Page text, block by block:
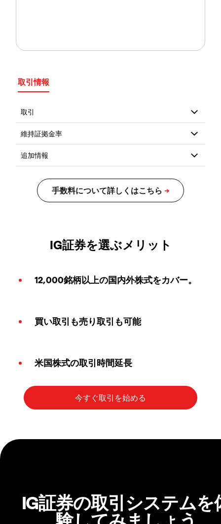
取引情報
IG証券を選ぶメリット
12,000銘柄以上の国内外株式をカバー。
買い取引も売り取引も可能
米国株式の取引時間延長
IG証券の取引システムを
験してみましょう